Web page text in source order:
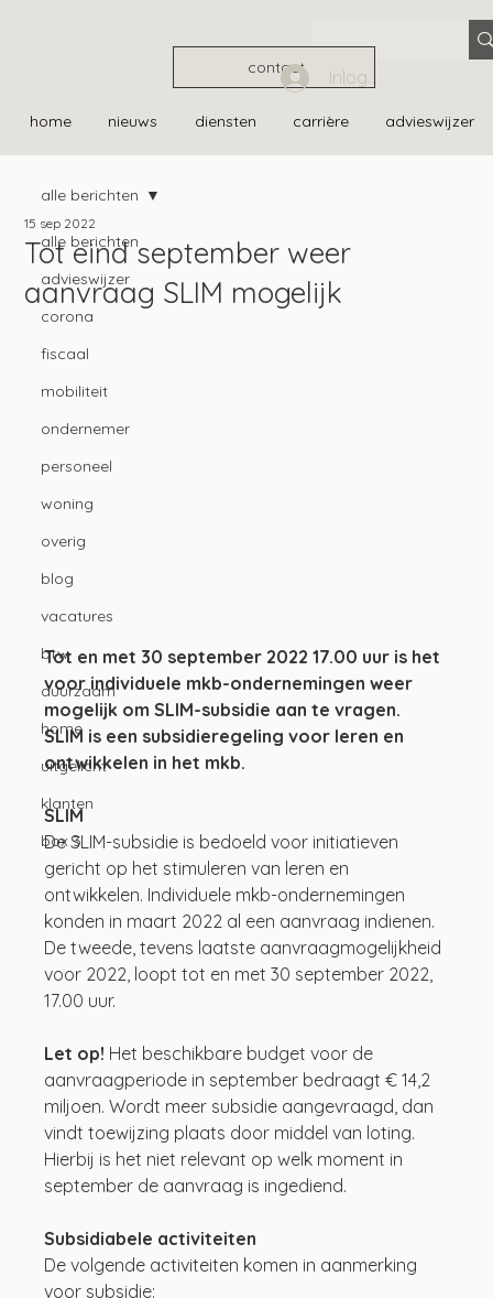
contact
home nieuws diensten carrière advieswijzer
Inloggen
alle berichten
advieswijzer
corona
fiscaal
mobiliteit
ondernemer
personeel
woning
overig
blog
vacatures
btw
duurzaam
home
uitgelicht
klanten
box 3
alle berichten
Tot eind september weer
aanvraag SLIM mogelijk
15 sep 2022
Tot en met 30 september 2022 17.00 uur is het
voor individuele mkb-ondernemingen weer
mogelijk om SLIM-subsidie aan te vragen.
SLIM is een subsidieregeling voor leren en
ontwikkelen in het mkb.
SLIM
De SLIM-subsidie is bedoeld voor initiatieven
gericht op het stimuleren van leren en
ontwikkelen. Individuele mkb-ondernemingen
konden in maart 2022 al een aanvraag indienen.
De tweede, tevens laatste aanvraagmogelijkheid
voor 2022, loopt tot en met 30 september 2022,
17.00 uur.
Let op! Het beschikbare budget voor de
aanvraagperiode in september bedraagt € 14,2
miljoen. Wordt meer subsidie aangevraagd, dan
vindt toewijzing plaats door middel van loting.
Hierbij is het niet relevant op welk moment in
september de aanvraag is ingediend.
Subsidiabele activiteiten
De volgende activiteiten komen in aanmerking
voor subsidie: